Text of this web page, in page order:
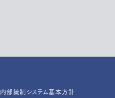
内部統制システム基本方針